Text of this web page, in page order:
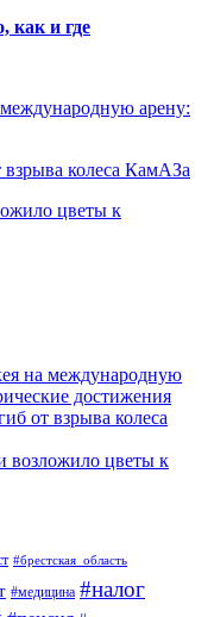
как и где
арену:
колеса КамАЗа
цветы к
на международную
достижения
от взрыва колеса
возложило цветы к
#брестская_область
#медицина #налог